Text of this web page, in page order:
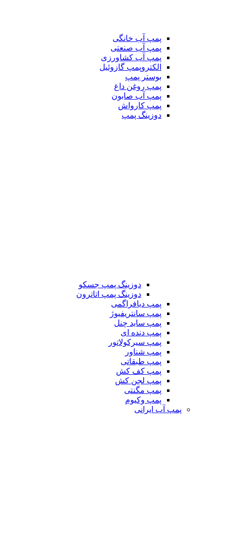
پمپ آب خانگی
پمپ آب صنعتی
پمپ آب کشاورزی
الکتروپمپ گازوئیل
بوستر پمپ
پمپ روغن داغ
پمپ آب صابون
پمپ کارواش
دوزینگ پمپ
دوزینگ پمپ جسکو
دوزینگ پمپ اتاترون
پمپ دیافراگمی
پمپ سانتریفیوژ
پمپ ساید چنل
پمپ دنده ای
پمپ سیرکولاتور
پمپ شناور
پمپ طبقاتی
پمپ کف کش
پمپ لجن کش
پمپ مگنتی
پمپ وکیوم
پمپ آب ایرانی